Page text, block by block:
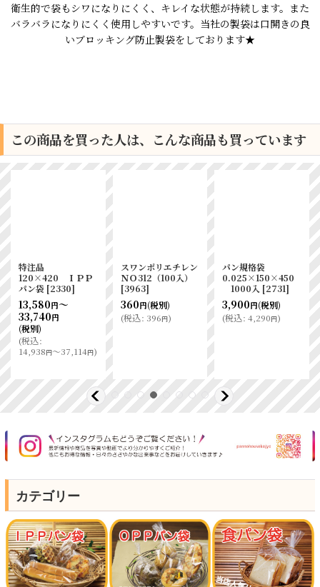
衛生的で袋もシワになりにくく、キレイな状態が持続します。また
バラバラになりにくく使用しやすいです。当社の製袋は口開きの良
いブロッキング防止製袋をしております★
この商品を買った人は、こんな商品も買っています
特注品
120×420 ＩＰＰ
パン袋 [2330]
13,580円～
33,740円
(税別)
(税込:
14,938円～37,114円)
スワンポリエチレン
ＮＯ312（100入）
[3963]
360円(税別)
(税込: 396円)
パン規格袋
0.025×150×450
1000入 [2731]
3,900円(税別)
(税込: 4,290円)
カテゴリー